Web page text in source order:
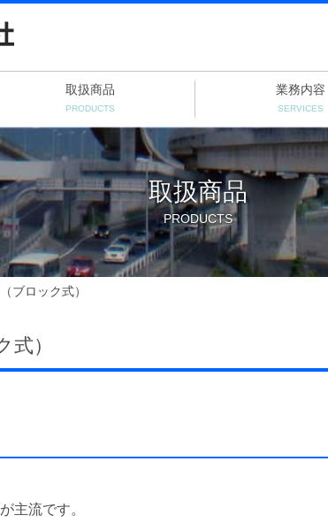
取扱商品
PRODUCTS
業務内容
SERVICES
取扱商品
PRODUCTS
ブロック式）
）
主流です。